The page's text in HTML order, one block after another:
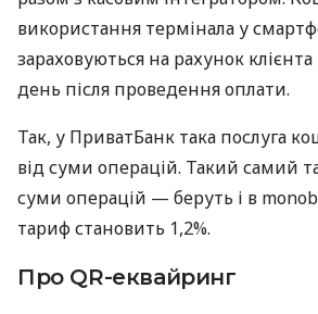
використання термінала у
зараховуються на рахунок
день після проведення оплати.
Так, у ПриватБанк така послуга
від суми операцій. Такий самий
суми операцій — беруть і в
тариф становить 1,2%.
Про QR-еквайринг